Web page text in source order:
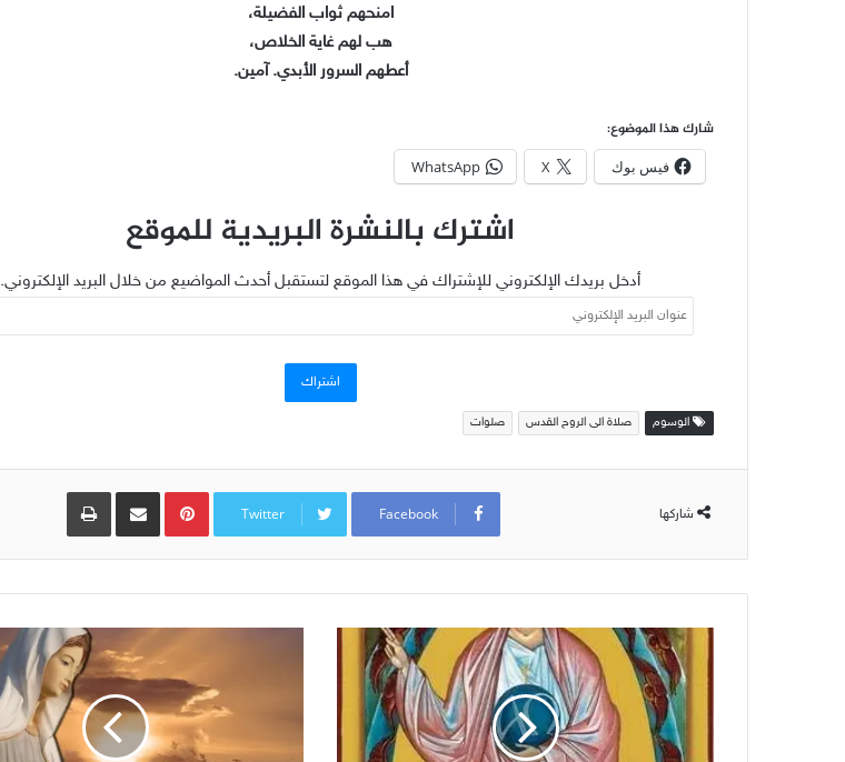
امنحهم ثواب الفضيلة،
هب لهم غاية الخلاص،
أعطهم السرور الأبدي. آمين.
شارك هذا الموضوع:
فيس بوك X
WhatsApp
اشترك بالنشرة البريدية للموقع
أدخل بريدك الإلكتروني للإشتراك في هذا الموقع لتستقبل أحدث المواضيع من خلال البريد الإلكتروني.
عنوان
البريد
اشتراك
الوسوم صلاة الى الروح القدس صلوات
شاركها Facebook
Twitter
Pinterestمشاركة عبر البريد طباعة